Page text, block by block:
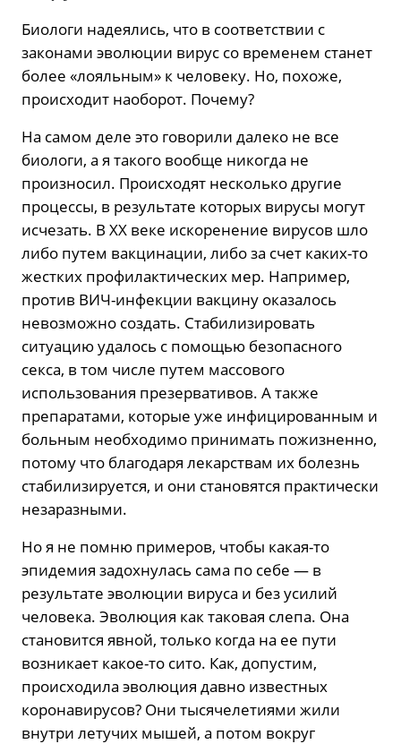
Биологи надеялись, что в соответствии с
законами эволюции вирус со временем станет
более «лояльным» к человеку. Но, похоже,
происходит наоборот. Почему?
На самом деле это говорили далеко не все
биологи, а я такого вообще никогда не
произносил. Происходят несколько другие
процессы, в результате которых вирусы могут
исчезать. В ХХ веке искоренение вирусов шло
либо путем вакцинации, либо за счет каких-то
жестких профилактических мер. Например,
против ВИЧ-инфекции вакцину оказалось
невозможно создать. Стабилизировать
ситуацию удалось с помощью безопасного
секса, в том числе путем массового
использования презервативов. А также
препаратами, которые уже инфицированным и
больным необходимо принимать пожизненно,
потому что благодаря лекарствам их болезнь
стабилизируется, и они становятся практически
незаразными.
Но я не помню примеров, чтобы какая-то
эпидемия задохнулась сама по себе — в
результате эволюции вируса и без усилий
человека. Эволюция как таковая слепа. Она
становится явной, только когда на ее пути
возникает какое-то сито. Как, допустим,
происходила эволюция давно известных
коронавирусов? Они тысячелетиями жили
внутри летучих мышей, а потом вокруг